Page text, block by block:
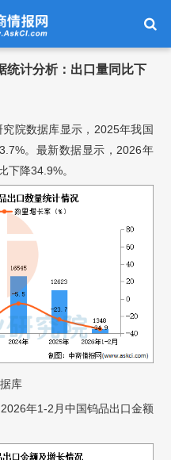
统计分析：出口量同比下
院数据库显示，2025年我国
。最新数据显示，2026年
下降34.9%。
库
年1-2月中国钨品出口金额